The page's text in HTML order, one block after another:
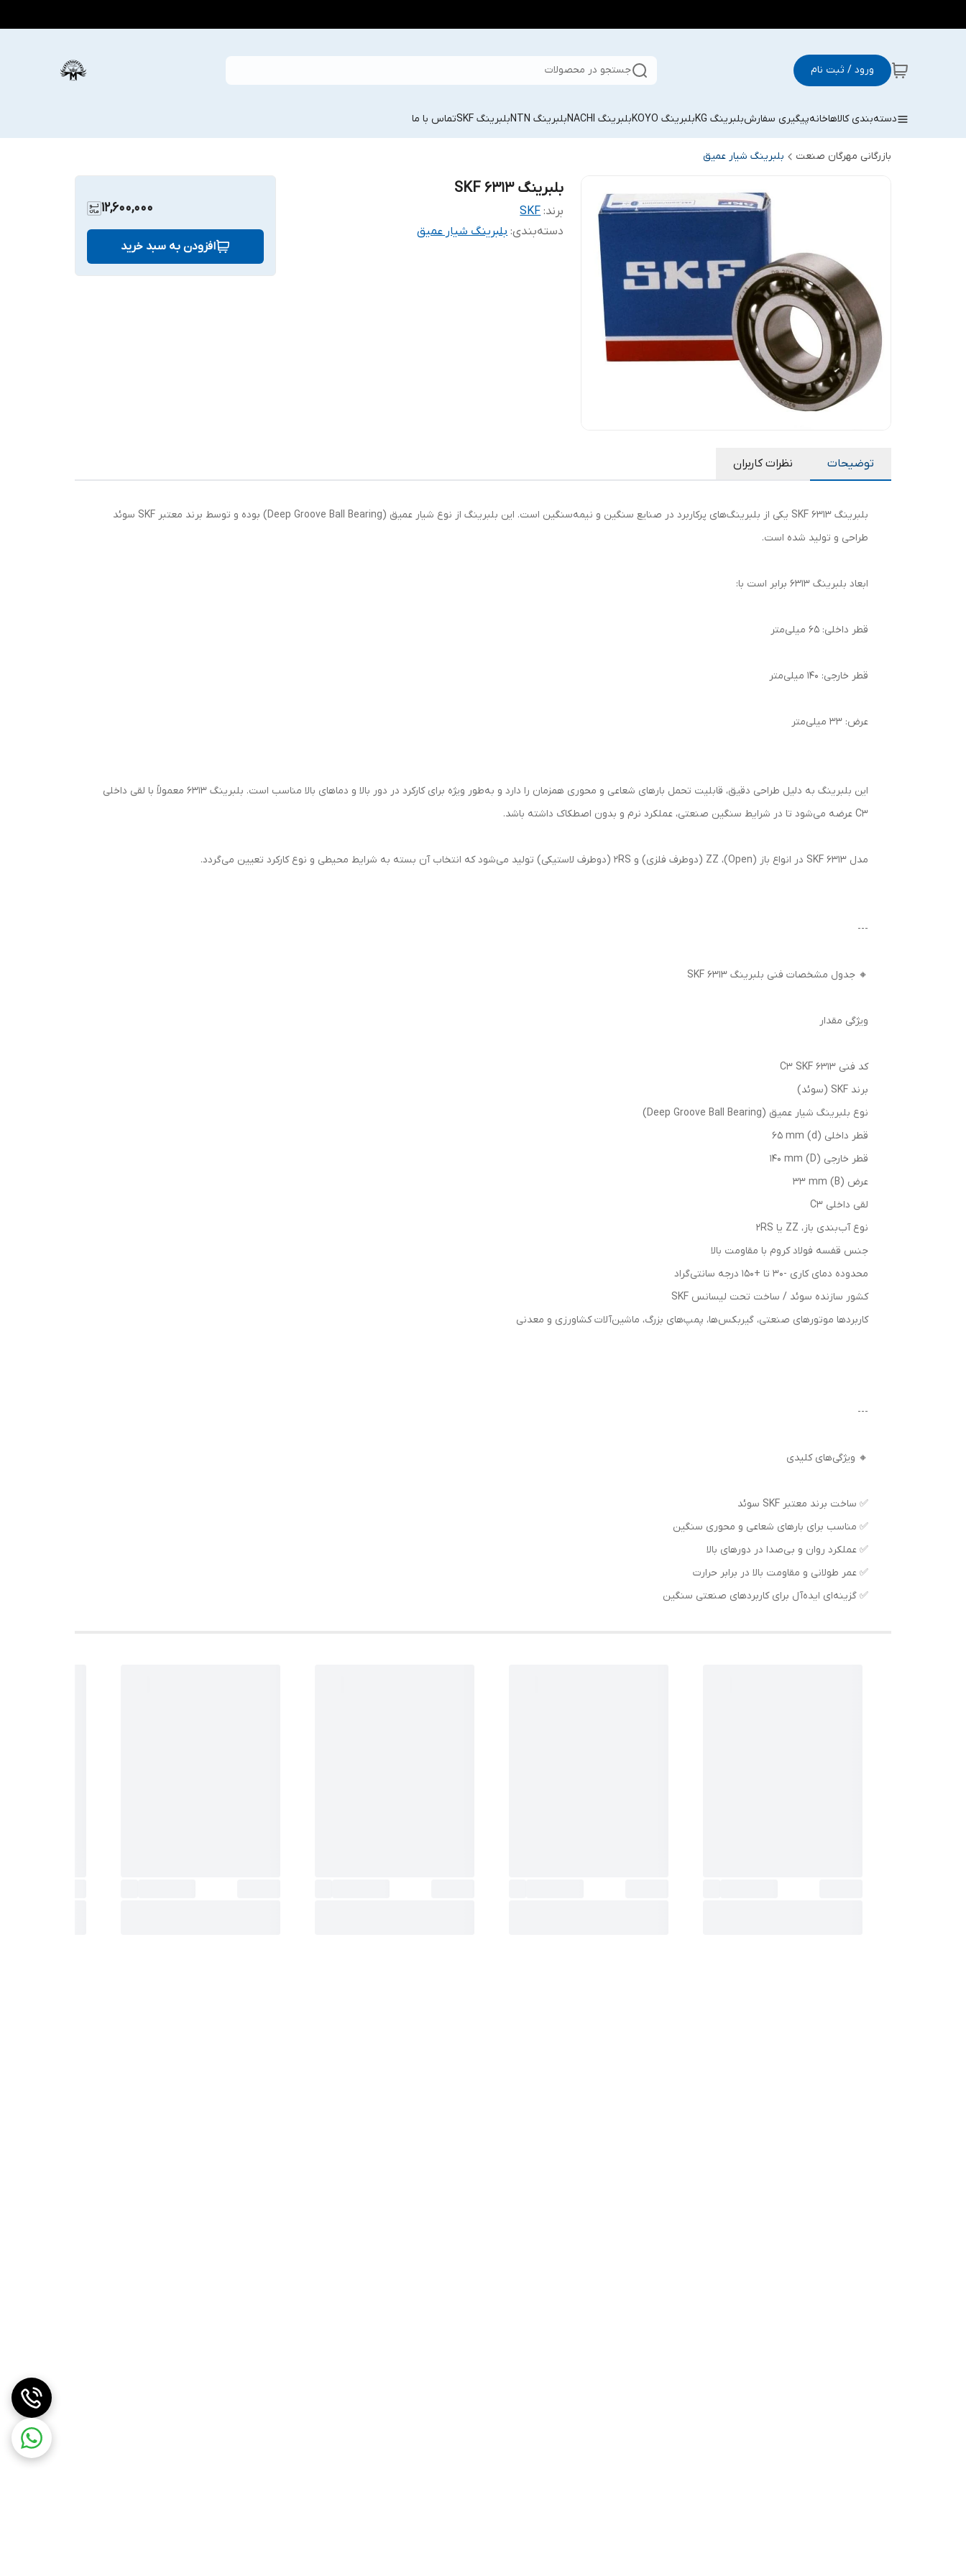
ورود / ثبت نام جستجو در محصولات
دسته‌بندی کالاهاخانهپیگیری سفارشبلبرینگ KG بلبرینگ KOYO بلبرینگ NACHI بلبرینگ NTN بلبرینگ SKF تماس با ما
بازرگانی مهرگان صنعت بلبرینگ شیار عمیق
بلبرینگ SKF 6313
برند: SKF
دسته‌بندی:بلبرینگ شیار عمیق
12,600,000
افزودن به سبد خرید
توضیحات نظرات کاربران
بلبرینگ 6313 SKF یکی از بلبرینگ‌های پرکاربرد در صنایع سنگین و نیمه‌سنگین است. این بلبرینگ از نوع شیار عمیق (Deep Groove Ball Bearing) بوده و توسط برند معتبر SKF سوئد
طراحی و تولید شده است.
ابعاد بلبرینگ 6313 برابر است با:
قطر داخلی: 65 میلی‌متر
قطر خارجی: 140 میلی‌متر
عرض: 33 میلی‌متر
این بلبرینگ به دلیل طراحی دقیق، قابلیت تحمل بارهای شعاعی و محوری همزمان را دارد و به‌طور ویژه برای کارکرد در دور بالا و دماهای بالا مناسب است. بلبرینگ 6313 معمولاً با لقی داخلی
C3 عرضه می‌شود تا در شرایط سنگین صنعتی، عملکرد نرم و بدون اصطکاک داشته باشد.
مدل 6313 SKF در انواع باز (Open)، ZZ (دوطرف فلزی) و 2RS (دوطرف لاستیکی) تولید می‌شود که انتخاب آن بسته به شرایط محیطی و نوع کارکرد تعیین می‌گردد.
---
🔸 جدول مشخصات فنی بلبرینگ 6313 SKF
ویژگی مقدار
کد فنی 6313 C3 SKF
برند SKF (سوئد)
نوع بلبرینگ شیار عمیق (Deep Groove Ball Bearing)
قطر داخلی (d) 65 mm
قطر خارجی (D) 140 mm
عرض (B) 33 mm
لقی داخلی C3
نوع آب‌بندی باز، ZZ یا 2RS
جنس قفسه فولاد کروم با مقاومت بالا
محدوده دمای کاری -30 تا +150 درجه سانتی‌گراد
کشور سازنده سوئد / ساخت تحت لیسانس SKF
کاربردها موتورهای صنعتی، گیربکس‌ها، پمپ‌های بزرگ، ماشین‌آلات کشاورزی و معدنی
---
🔸 ویژگی‌های کلیدی
✅ ساخت برند معتبر SKF سوئد
✅ مناسب برای بارهای شعاعی و محوری سنگین
✅ عملکرد روان و بی‌صدا در دورهای بالا
✅ عمر طولانی و مقاومت بالا در برابر حرارت
✅ گزینه‌ای ایده‌آل برای کاربردهای صنعتی سنگین